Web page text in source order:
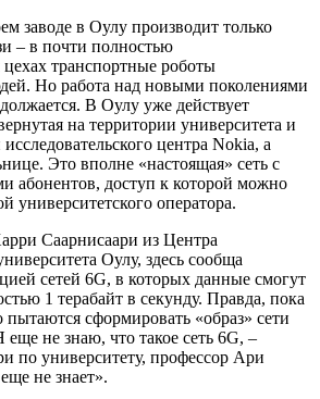
заводе в Оулу производит только
– в почти полностью
транспортные роботы
Но работа над новыми поколениями
В Оулу уже действует
на территории университета и
центра Nokia, а
Это вполне «настоящая» сеть с
абонентов, доступ к которой можно
университетского оператора.
Саарнисаари из Центра
Оулу, здесь сообща
сетей 6G, в которых данные смогут
1 терабайт в секунду. Правда, пока
пытаются сформировать «образ» сети
не знаю, что такое сеть 6G, –
по университету, профессор Ари
не знает».